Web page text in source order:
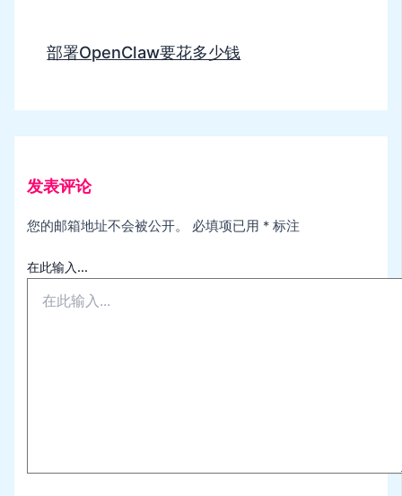
部署OpenClaw要花多少钱
发表评论
您的邮箱地址不会被公开。 必填项已用 * 标注
在此输入...